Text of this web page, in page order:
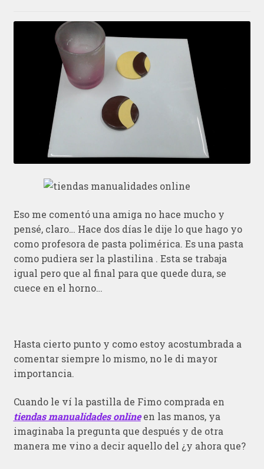
Eso me comentó una amiga no hace mucho y
pensé, claro… Hace dos días le dije lo que hago yo
como profesora de pasta polimérica. Es una pasta
como pudiera ser la plastilina . Esta se trabaja
igual pero que al final para que quede dura, se
cuece en el horno…
Hasta cierto punto y como estoy acostumbrada a
comentar siempre lo mismo, no le di mayor
importancia.
Cuando le ví la pastilla de Fimo comprada en
tiendas manualidades onlineen las manos, ya
imaginaba la pregunta que después y de otra
manera me vino a decir aquello del ¿y ahora que?